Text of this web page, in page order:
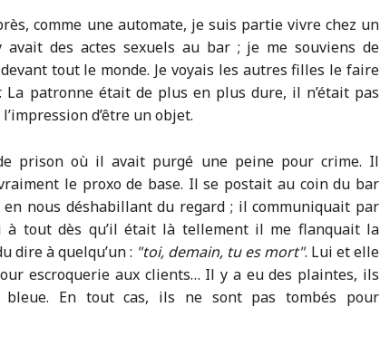
comme une automate, je suis partie vivre chez un
avait des actes sexuels au bar ; je me souviens de
tout le monde. Je voyais les autres filles le faire
patronne était de plus en plus dure, il n’était pas
d’être un objet.
prison où il avait purgé une peine pour crime. Il
le proxo de base. Il se postait au coin du bar
nous déshabillant du regard ; il communiquait par
à tout dès qu’il était là tellement il me flanquait la
dire à quelqu’un : toi, demain, tu es mort . Lui et elle
escroquerie aux clients… Il y a eu des plaintes, ils
En tout cas, ils ne sont pas tombés pour